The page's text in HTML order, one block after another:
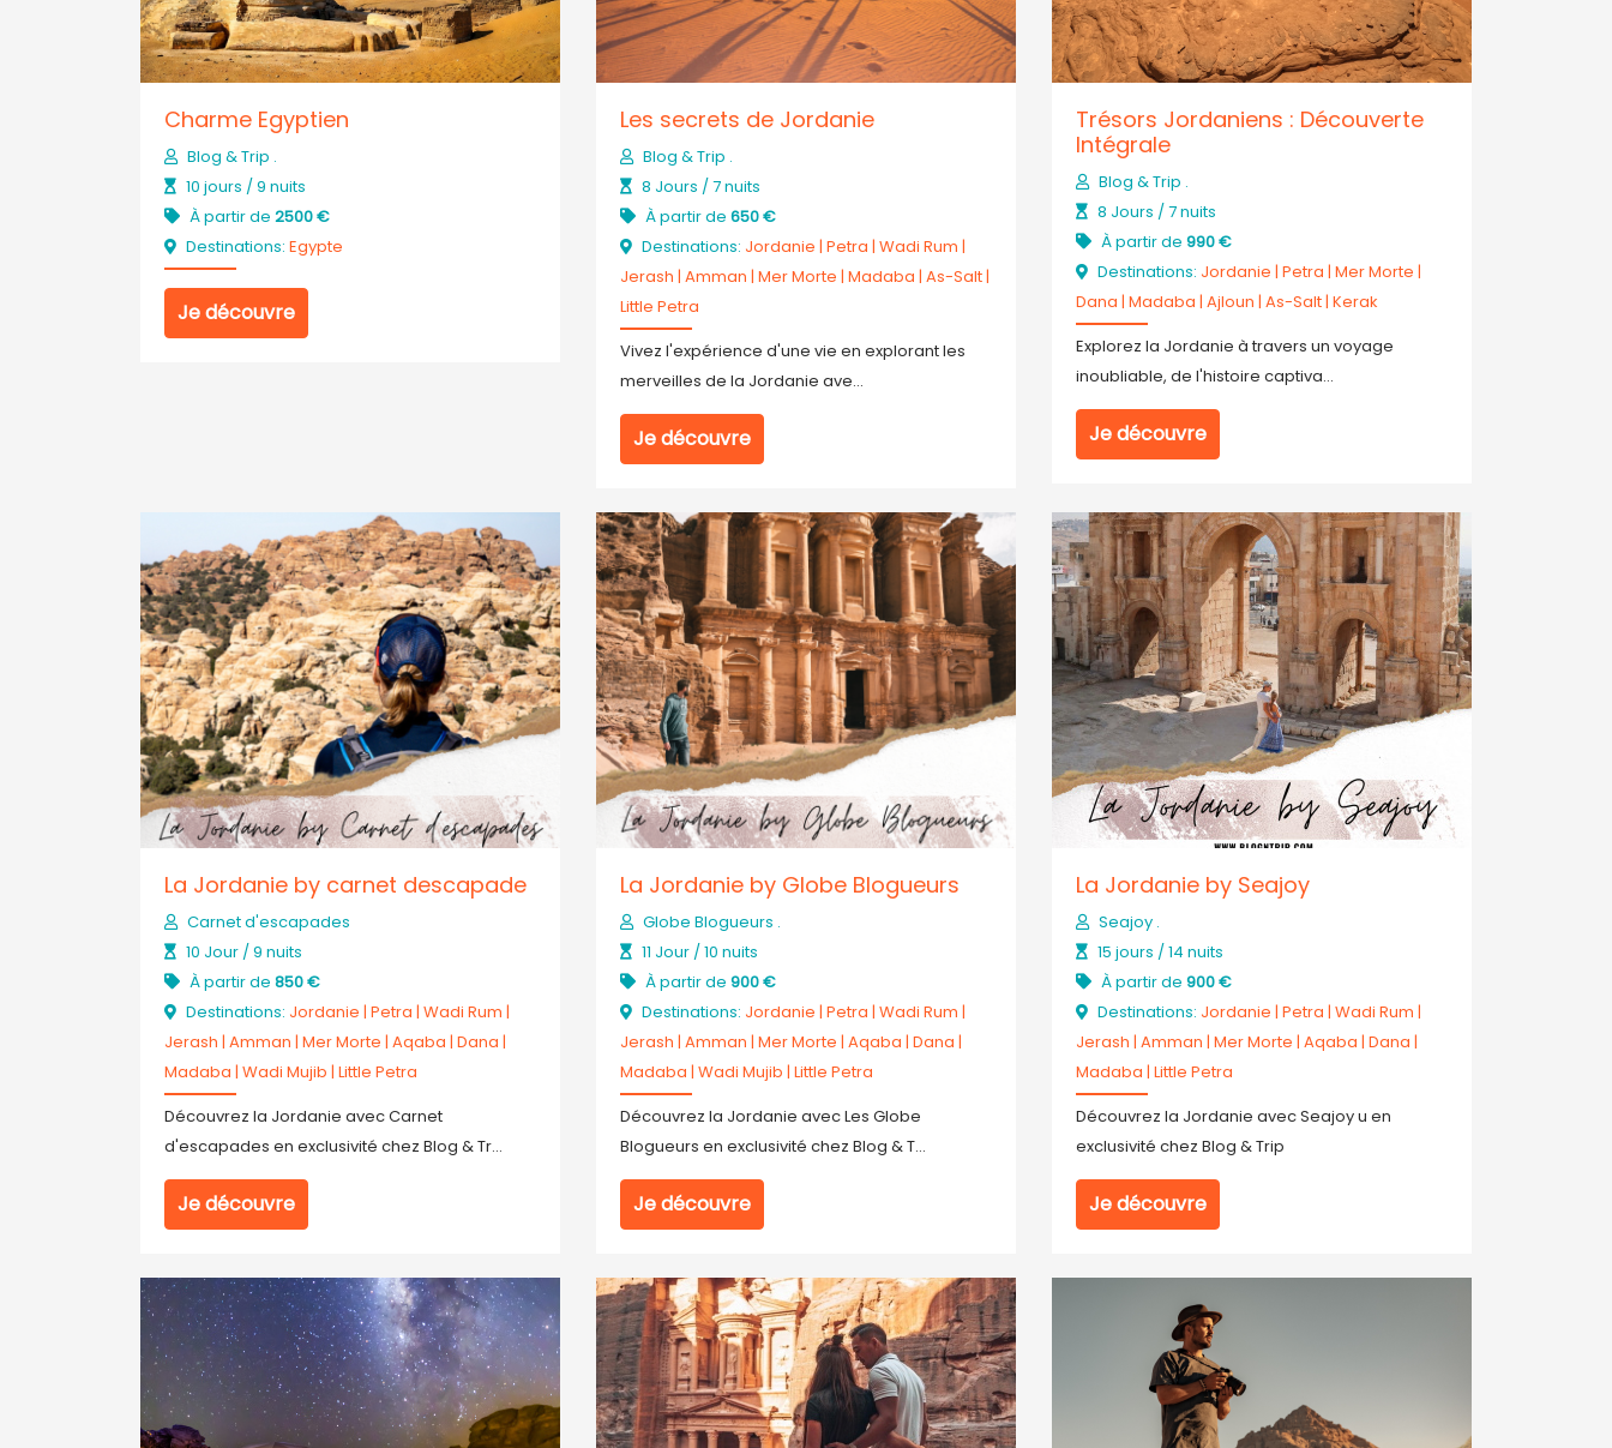
Charme Egyptien
Blog & Trip .
10 jours / 9 nuits
À partir de 2500 €
Destinations: Egypte
Je découvre
Les secrets de Jordanie
Blog & Trip .
8 Jours / 7 nuits
À partir de 650 €
Destinations: Jordanie | Petra | Wadi Rum |
Jerash | Amman | Mer Morte | Madaba | As-Salt|
Little Petra
Vivez l'expérience d'une vie en explorant les
merveilles de la Jordanie ave...
Je découvre
Trésors Jordaniens : Découverte
Intégrale
Blog & Trip .
8 Jours / 7 nuits
À partir de 990 €
Destinations: Jordanie | Petra | Mer Morte |
Dana | Madaba | Ajloun | As-Salt| Kerak
Explorez la Jordanie à travers un voyage
inoubliable, de l'histoire captiva...
Je découvre
La Jordanie by carnet descapade
Carnet d'escapades
10 Jour / 9 nuits
À partir de 850 €
Destinations: Jordanie | Petra | Wadi Rum |
Jerash | Amman | Mer Morte | Aqaba | Dana |
Madaba | Wadi Mujib | Little Petra
Découvrez la Jordanie avec Carnet
d'escapades en exclusivité chez Blog & Tr...
Je découvre
La Jordanie by Globe Blogueurs
Globe Blogueurs .
11 Jour / 10 nuits
À partir de 900 €
Destinations: Jordanie | Petra | Wadi Rum |
Jerash | Amman | Mer Morte | Aqaba | Dana |
Madaba | Wadi Mujib | Little Petra
Découvrez la Jordanie avec Les Globe
Blogueurs en exclusivité chez Blog & T...
Je découvre
La Jordanie by Seajoy
Seajoy .
15 jours / 14 nuits
À partir de 900 €
Destinations: Jordanie | Petra | Wadi Rum |
Jerash | Amman | Mer Morte | Aqaba | Dana |
Madaba | Little Petra
Découvrez la Jordanie avec Seajoy u en
exclusivité chez Blog & Trip
Je découvre